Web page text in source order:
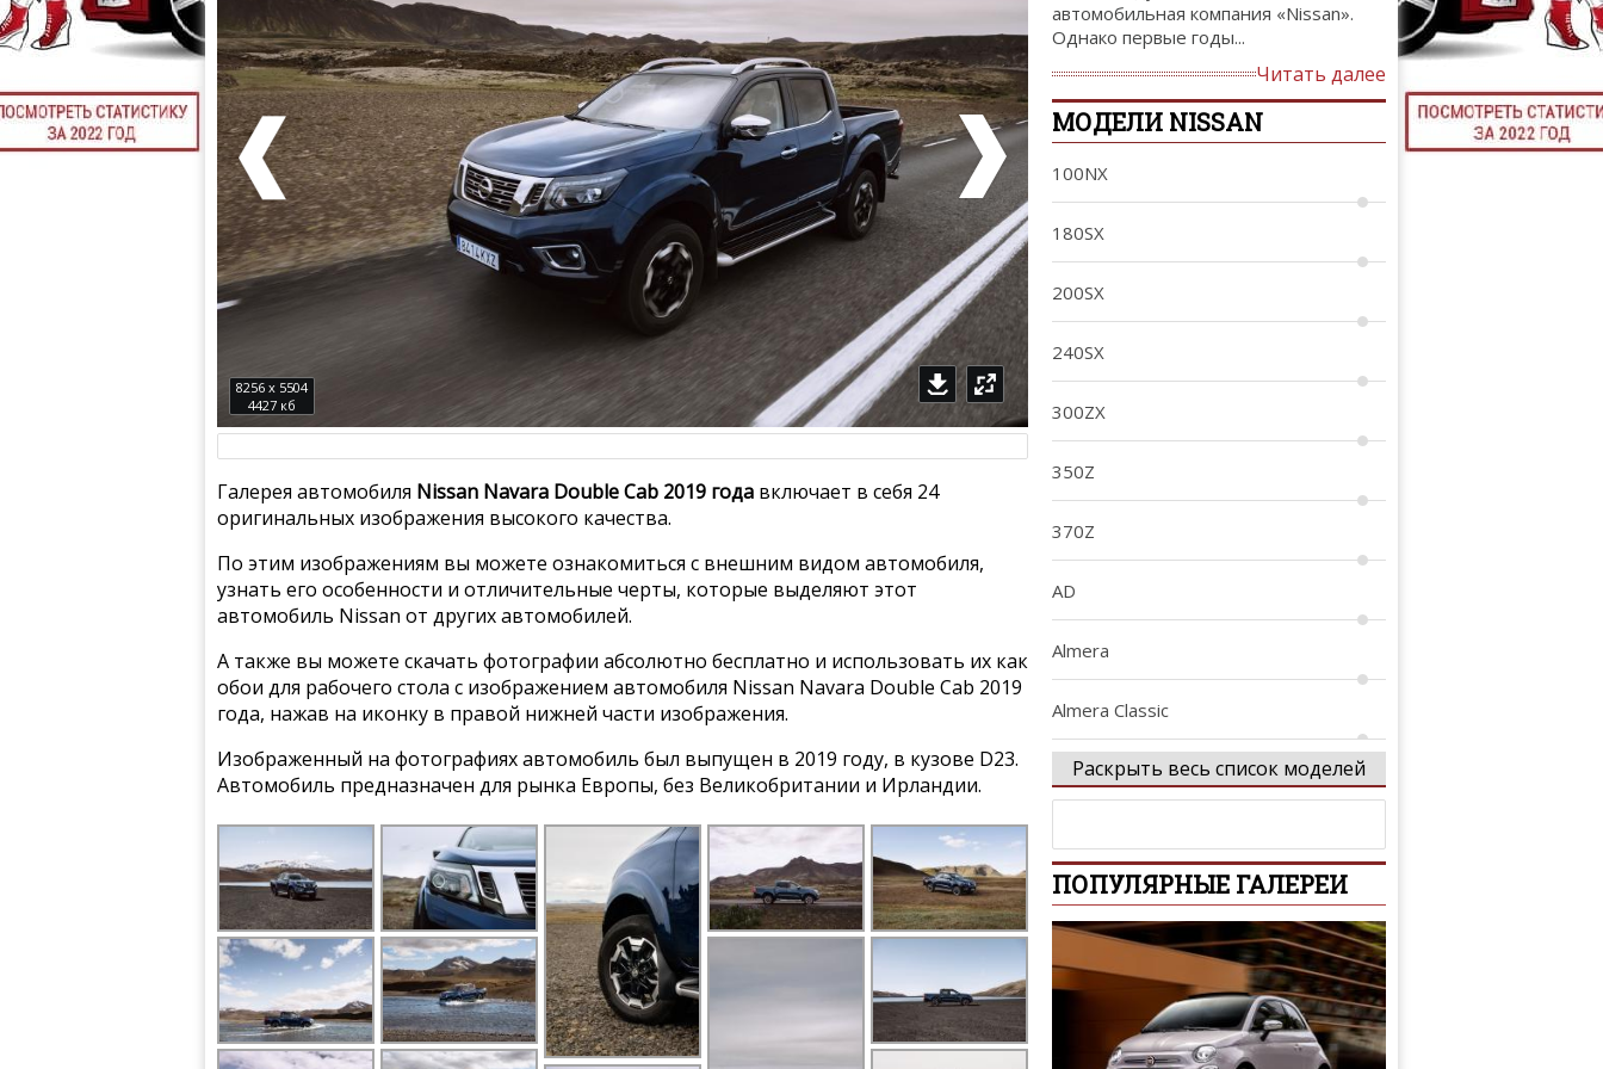
ТЮНИНГ
8256 x 5504
4427 кб
Галерея автомобиля Nissan Navara Double Cab 2019 года включает в себя 24
оригинальных изображения высокого качества.
По этим изображениям вы можете ознакомиться с внешним видом автомобиля,
узнать его особенности и отличительные черты, которые выделяют этот
автомобиль Nissan от других автомобилей.
А также вы можете скачать фотографии абсолютно бесплатно и использовать их как
обои для рабочего стола с изображением автомобиля Nissan Navara Double Cab 2019
года, нажав на иконку в правой нижней части изображения.
Изображенный на фотографиях автомобиль был выпущен в 2019 году, в кузове D23.
Автомобиль предназначен для рынка Европы, без Великобритании и Ирландии.
автомобильная компания «Nissan».
Однако первые годы...
Читать далее
МОДЕЛИ NISSAN
100NX
180SX
200SX
240SX
300ZX
350Z
370Z
AD
Almera
Almera Classic
Almera Tino
Ariya
Armada
Раскрыть весь список моделей
ПОПУЛЯРНЫЕ ГАЛЕРЕИ